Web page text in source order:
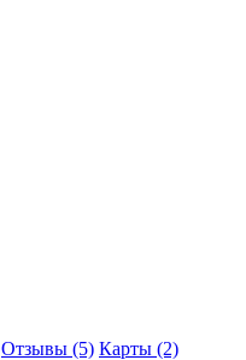
Отзывы (5) Карты (2)